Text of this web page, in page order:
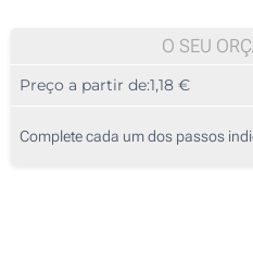
50
125
O SEU
Preço a partir de:1,18 €
Complete cada um dos passos